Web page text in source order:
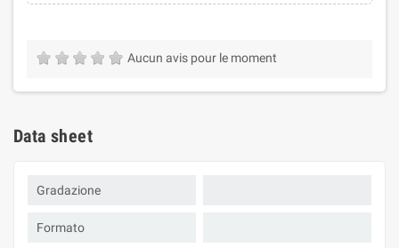
Aucun avis pour le moment
Data sheet
Gradazione
Formato